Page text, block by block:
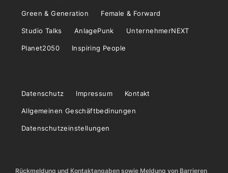
Green & Generation Female & Forward
Studio Talks AnlagePunk UnternehmerNEXT
Planet2050 Inspiring People
Datenschutz Impressum Kontakt
Allgemeinen Geschäftbedinungen
Datenschutzeinstellungen
Rückmeldung und Kontaktangaben sowie Meldung von Barrieren